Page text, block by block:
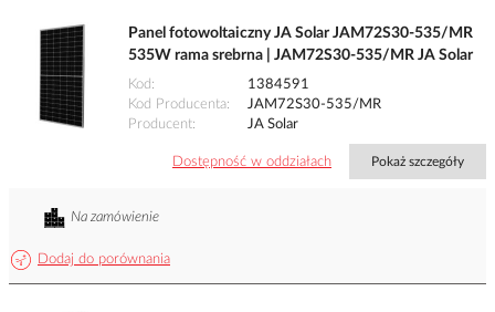
Panel fotowoltaiczny JA Solar JAM72S30-535/MR
535W rama srebrna | JAM72S30-535/MR JA Solar
Kod
1384591
Kod Producenta
JAM72S30-535/MR
Producent
JA Solar
Dostępność w oddziałach Pokaż szczegóły
Dodaj do porównania
Na zamówienie